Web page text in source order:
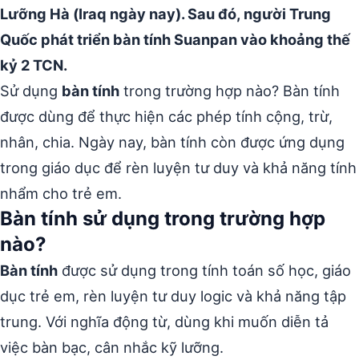
Lưỡng Hà (Iraq ngày nay). Sau đó, người Trung
Quốc phát triển bàn tính Suanpan vào khoảng thế
kỷ 2 TCN.
Sử dụng bàn tính trong trường hợp nào? Bàn tính
được dùng để thực hiện các phép tính cộng, trừ,
nhân, chia. Ngày nay, bàn tính còn được ứng dụng
trong giáo dục để rèn luyện tư duy và khả năng tính
nhẩm cho trẻ em.
Bàn tính sử dụng trong trường hợp
nào?
Bàn tính được sử dụng trong tính toán số học, giáo
dục trẻ em, rèn luyện tư duy logic và khả năng tập
trung. Với nghĩa động từ, dùng khi muốn diễn tả
việc bàn bạc, cân nhắc kỹ lưỡng.